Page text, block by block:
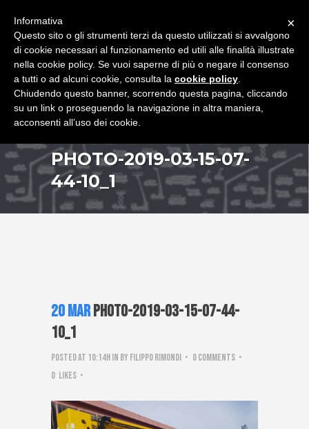
PHOTO-2019-03-15-07-
44-10_1
20 MarPHOTO-2019-03-15-07-44-
10_1
Posted at 10:14hin by Filippo Rimondi
0 Comments
0 Likes
×
Informativa
Questo sito o gli strumenti terzi da questo utilizzati si avvalgono
di cookie necessari al funzionamento ed utili alle finalità illustrate
nella cookie policy. Se vuoi saperne di più o negare il consenso
a tutti o ad alcuni cookie, consulta la cookie policy
Chiudendo questo banner, scorrendo questa pagina, cliccando
su un link o proseguendo la navigazione in altra maniera,
acconsenti all’uso dei cookie.